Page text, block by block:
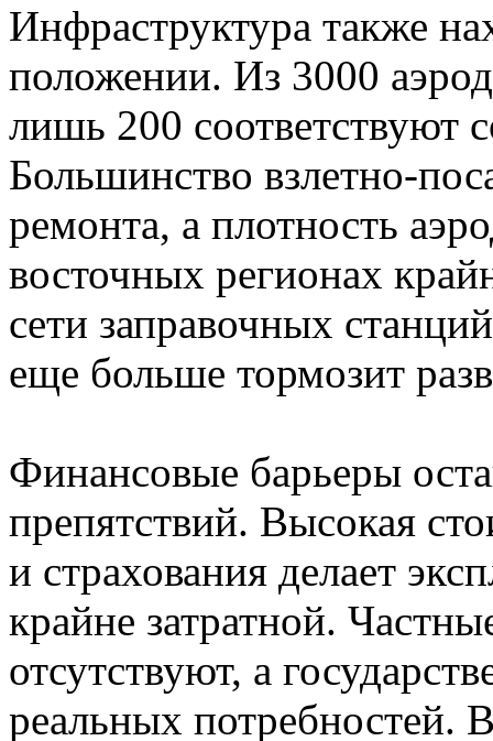
Инфраструктура также
положении. Из 3000
лишь 200 соответствуют
Большинство взлетно-
ремонта, а плотность
восточных регионах
сети заправочных
еще больше тормозит
Финансовые барьеры
препятствий. Высокая
и страхования делает
крайне затратной.
отсутствуют, а
реальных потребностей.